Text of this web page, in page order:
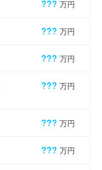
??? 万円
??? 万円
??? 万円
??? 万円
??? 万円
??? 万円